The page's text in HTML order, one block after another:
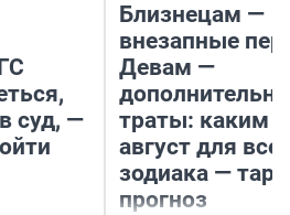
суд, —
Близнецам —
внезапные
Девам —
траты: каким
август для
зодиака —
прогноз